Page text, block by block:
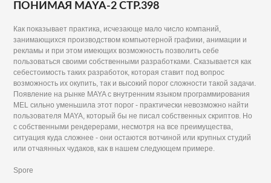
ПОНИМАЯ MAYA-2 СТР.398
Как показывает практика, исчезающе мало число компаний,
занимающихся производством компьютерной графики, анимации и
рекламы и при этом имеющих возможность позволить себе
пользоваться своими собственными разработками. Сказывается как
себестоимость таких разработок, которая ставит под вопрос
возможность их окупить, так и высокий порог сложности такой задачи.
Появление на рынке MAYA с внутренним языком программирования
MEL сильно уменьшила этот порог - практически невозможно найти
пользователя MAYA, который бы не писал собственных скриптов. Но
с собственными рендерерами, несмотря на все преимущества,
ситуация куда сложнее - они остаются вотчиной или крупных студий
или отчаянных чудаков, как в нашем следующем примере.
Spore